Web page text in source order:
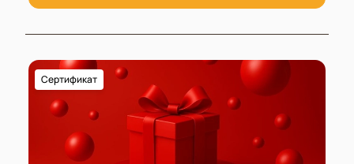
Сертификат